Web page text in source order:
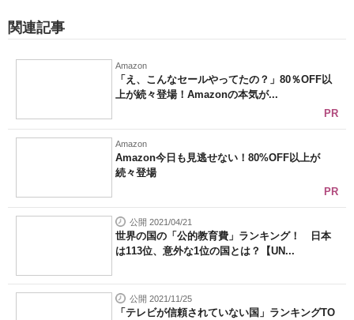
関連記事
Amazon
「え、こんなセールやってたの？」80％OFF以
上が続々登場！Amazonの本気が...
PR
Amazon
Amazon今日も見逃せない！80%OFF以上が
続々登場
PR
公開 2021/04/21
世界の国の「公的教育費」ランキング！ 日本
は113位、意外な1位の国とは？【UN...
公開 2021/11/25
「テレビが信頼されていない国」ランキングTO